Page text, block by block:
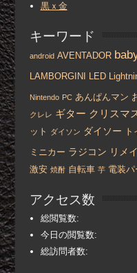
黒ｘ金
キーワード
android AVENTADOR
LAMBORGINI LED
Nintendo PC あんぱんマン
クレレ ギター クリスマ
ット
ダイソン ダイソー ト
ミニカー ラジコン リメ
激安 焼酎 自転車 芋 電装パ
アクセス数
総閲覧数:
今日の閲覧数:
総訪問者数: